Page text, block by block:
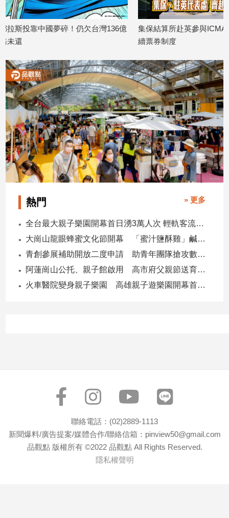
消
費
健
康/
子/
感
情
藝
術
／
文
創
／
電
影
技/
遊
作
136億
集保結算所赴英參與ICMA年會 宣傳永
賴清德閃電
熱門 » 更多
全台最大親子樂園開幕首日湧3萬人次 輕軌客流增20倍
大崗山龍眼蜂蜜文化節開幕 「蜜汁鹽酥雞」鹹甜跨界搶話題
青創參展補助開放二度申請 助青年團隊搶攻數位轉型商機
阿蓮崗山公托、親子館啟用 高市府父親節送育兒暖禮
火車醫院變身親子樂園 高雄親子遊樂園開幕首日爆棚
聯絡電話：(02)2889-1113
新聞爆料/廣告提案/媒體合作/聯絡信箱：pinview50@gmail.com
品觀點 版權所有 ©2022 品觀點 All Rights Reserved.
隱私權聲明